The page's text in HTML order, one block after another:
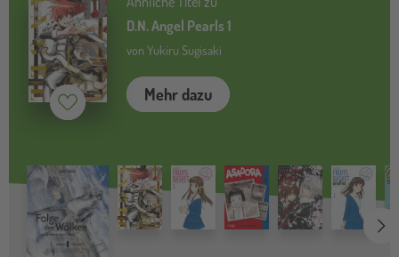
D.N. Angel Pearls 1
von Yukiru Sugisaki
Mehr dazu
Merken ( inaktiv)